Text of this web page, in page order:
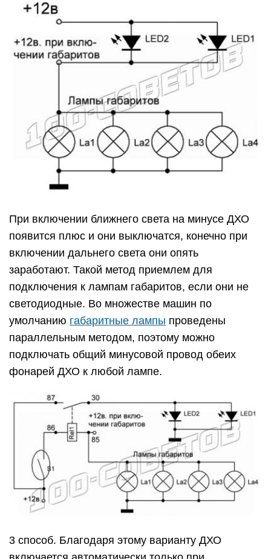
При включении ближнего света на минусе ДХО
появится плюс и они выключатся, конечно при
включении дальнего света они опять
заработают. Такой метод приемлем для
подключения к лампам габаритов, если они не
светодиодные. Во множестве машин по
умолчанию габаритные лампы проведены
параллельным методом, поэтому можно
подключать общий минусовой провод обеих
фонарей ДХО к любой лампе.
3 способ. Благодаря этому варианту ДХО